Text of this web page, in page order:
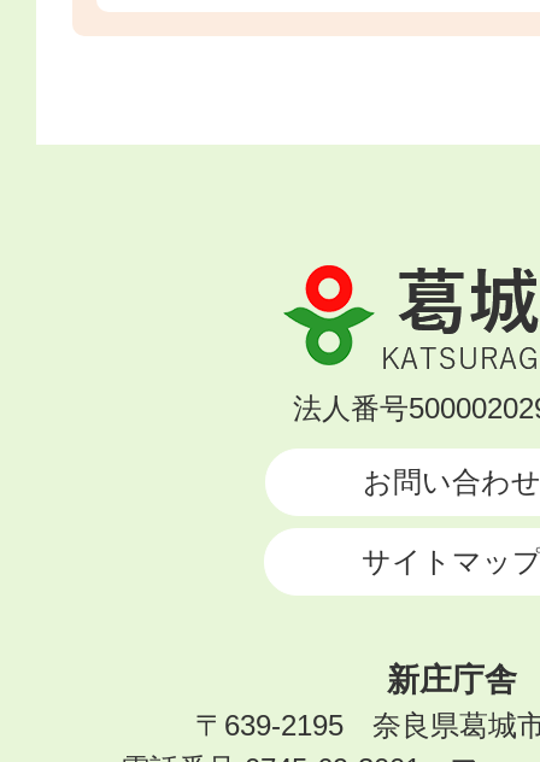
葛
城
市
KATSURAGI
法人番号
お問い合わせ
サイトマッ
新庄庁舎
〒639-2195 奈良県葛城